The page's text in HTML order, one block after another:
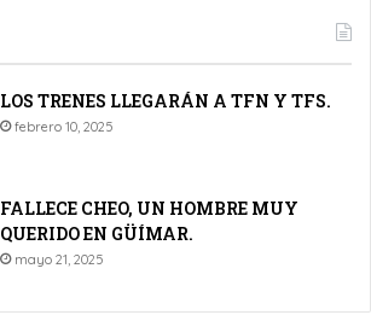
LOS TRENES LLEGARÁN A TFN Y TFS.
febrero 10, 2025
FALLECE CHEO, UN HOMBRE MUY
QUERIDO EN GÜÍMAR.
mayo 21, 2025